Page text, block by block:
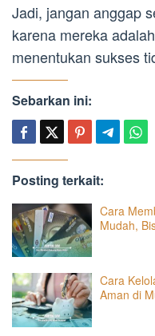
Jadi, jangan anggap
karena mereka
menentukan sukses
Sebarkan ini:
Posting terkait:
Cara
Mudah,
Cara
Aman di